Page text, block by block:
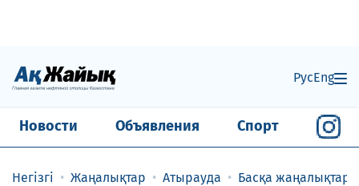
РусEng
Новости Объявления Спорт
Негізгі Жаңалықтар Атырауда Басқа жаңалықтар